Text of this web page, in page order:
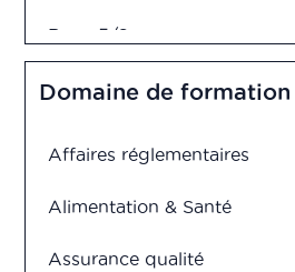
Bac +5/6
Diplôme d'ingénieur
Domaine de formation
Affaires réglementaires
Alimentation & Santé
Assurance qualité